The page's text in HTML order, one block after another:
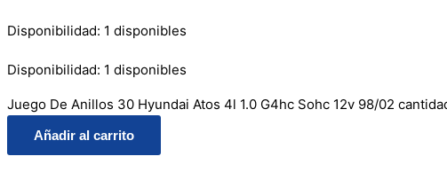
Disponibilidad: 1 disponibles
Disponibilidad: 1 disponibles
Juego De Anillos 30 Hyundai Atos 4l 1.0 G4hc Sohc 12v 98/02
Añadir al carrito